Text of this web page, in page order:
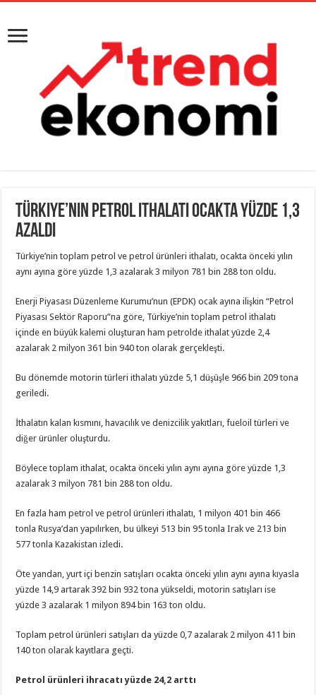
Türkiye’nin petrol ithalatı ocakta yüzde 1,3
azaldı
Türkiye’nin toplam petrol ve petrol ürünleri ithalatı, ocakta önceki yılın
aynı ayına göre yüzde 1,3 azalarak 3 milyon 781 bin 288 ton oldu.
Enerji Piyasası Düzenleme Kurumu’nun (EPDK) ocak ayına ilişkin “Petrol
Piyasası Sektör Raporu”na göre, Türkiye’nin toplam petrol ithalatı
içinde en büyük kalemi oluşturan ham petrolde ithalat yüzde 2,4
azalarak 2 milyon 361 bin 940 ton olarak gerçekleşti.
Bu dönemde motorin türleri ithalatı yüzde 5,1 düşüşle 966 bin 209 tona
geriledi.
İthalatın kalan kısmını, havacılık ve denizcilik yakıtları, fueloil türleri ve
diğer ürünler oluşturdu.
Böylece toplam ithalat, ocakta önceki yılın aynı ayına göre yüzde 1,3
azalarak 3 milyon 781 bin 288 ton oldu.
En fazla ham petrol ve petrol ürünleri ithalatı, 1 milyon 401 bin 466
tonla Rusya’dan yapılırken, bu ülkeyi 513 bin 95 tonla Irak ve 213 bin
577 tonla Kazakistan izledi.
Öte yandan, yurt içi benzin satışları ocakta önceki yılın aynı ayına kıyasla
yüzde 14,9 artarak 392 bin 932 tona yükseldi, motorin satışları ise
yüzde 3 azalarak 1 milyon 894 bin 163 ton oldu.
Toplam petrol ürünleri satışları da yüzde 0,7 azalarak 2 milyon 411 bin
140 ton olarak kayıtlara geçti.
Petrol ürünleri ihracatı yüzde 24,2 arttı